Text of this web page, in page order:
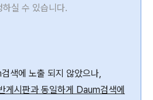
실 수 있습니다.
색에 노출 되지 않았으나,
게시판과 동일하게 Daum검색에